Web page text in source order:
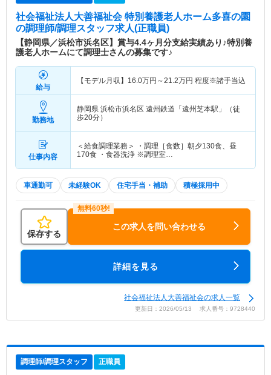
社会福祉法人大善福祉会 特別養護老人ホーム多喜の園
の調理師/調理スタッフ求人(正職員)
【静岡県／浜松市浜名区】賞与4.4ヶ月分支給実績あり♪特別養
護老人ホームにて調理士さんの募集です♪
給与
【モデル月収】 16.0万円～21.2万円 程度※諸手当込
勤務地
静岡県 浜松市浜名区 遠州鉄道「遠州芝本駅」（徒
歩20分）
仕事内容
＜給食調理業務＞ ・調理［食数］朝夕130食、昼
170食 ・食器洗浄 ※調理室…
車通勤可 未経験OK 住宅手当・補助 積極採用中
保存する
この求人を問い合わせる
詳細を見る
社会福祉法人大善福祉会の求人一覧
更新日：2026/05/13 求人番号：9728440
調理師/調理スタッフ 正職員